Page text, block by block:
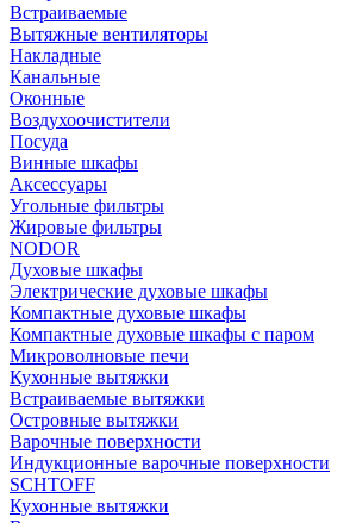
Встраиваемые
Вытяжные вентиляторы
Накладные
Канальные
Оконные
Воздухоочистители
Посуда
Винные шкафы
Аксессуары
Угольные фильтры
Жировые фильтры
NODOR
Духовые шкафы
Электрические духовые шкафы
Компактные духовые шкафы
Компактные духовые шкафы с паром
Микроволновые печи
Кухонные вытяжки
Встраиваемые вытяжки
Островные вытяжки
Варочные поверхности
Индукционные варочные поверхности
SCHTOFF
Кухонные вытяжки